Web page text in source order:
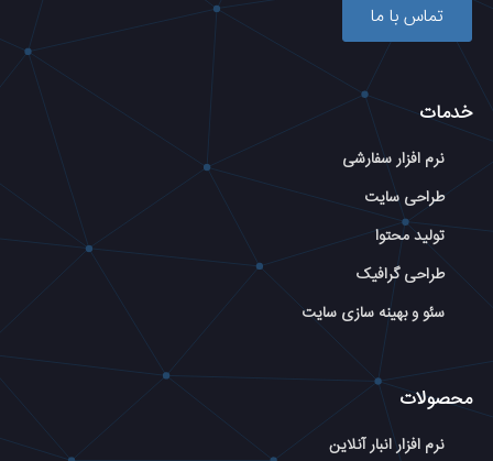
تماس با ما
خدمات
نرم افزار سفارشی
طراحی سایت
تولید محتوا
طراحی گرافیک
سئو و بهینه سازی سایت
محصولات
نرم افزار انبار آنلاین